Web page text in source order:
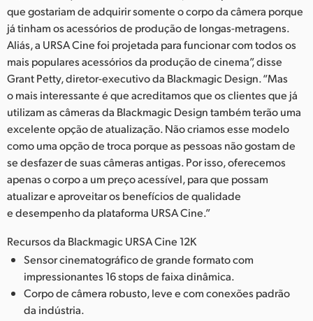
que gostariam de adquirir somente o corpo da câmera porque
já tinham os acessórios de produção de longas-metragens.
Aliás, a URSA Cine foi projetada para funcionar com todos os
mais populares acessórios da produção de cinema”, disse
Grant Petty, diretor-executivo da Blackmagic Design. “Mas
o mais interessante é que acreditamos que os clientes que já
utilizam as câmeras da Blackmagic Design também terão uma
excelente opção de atualização. Não criamos esse modelo
como uma opção de troca porque as pessoas não gostam de
se desfazer de suas câmeras antigas. Por isso, oferecemos
apenas o corpo a um preço acessível, para que possam
atualizar e aproveitar os benefícios de qualidade
e desempenho da plataforma URSA Cine.”
Recursos da Blackmagic URSA Cine 12K
Sensor cinematográfico de grande formato com
impressionantes 16 stops de faixa dinâmica.
Corpo de câmera robusto, leve e com conexões padrão
da indústria.